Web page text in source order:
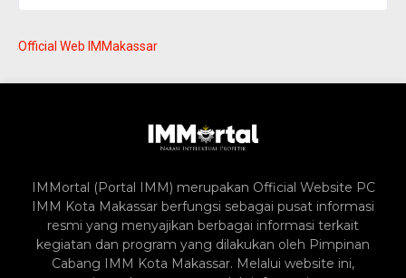
Official Web IMMakassar
IMMortal (Portal IMM) merupakan Official Website PC
IMM Kota Makassar berfungsi sebagai pusat informasi
resmi yang menyajikan berbagai informasi terkait
kegiatan dan program yang dilakukan oleh Pimpinan
Cabang IMM Kota Makassar. Melalui website ini,